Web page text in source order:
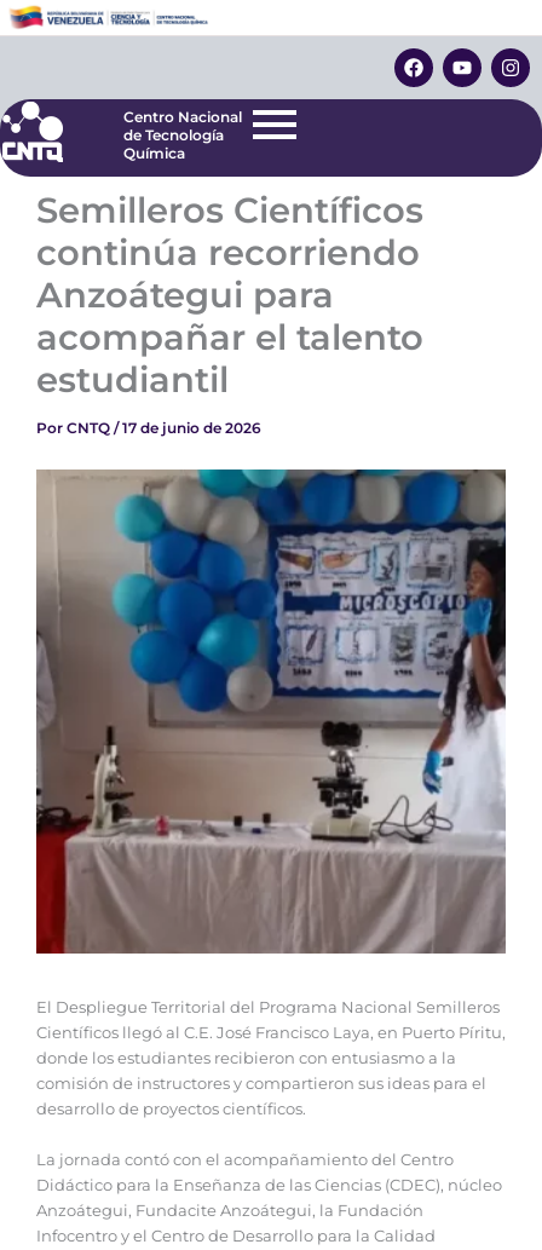
al
F
a
c
o
Y
o
u
e
I
n
s
r
Centro Nacional
de Tecnología
Centro Nacional
de Tecnología
Química
Semilleros Científicos
continúa recorriendo
Anzoátegui para
acompañar el talento
estudiantil
Por CNTQ /17 de junio de 2026
‎El Despliegue Territorial del Programa Nacional Semilleros
Científicos llegó al C.E. José Francisco Laya, en Puerto Píritu,
donde los estudiantes recibieron con entusiasmo a la
comisión de instructores y compartieron sus ideas para el
desarrollo de proyectos científicos.
‎La jornada contó con el acompañamiento del Centro
Didáctico para la Enseñanza de las Ciencias (CDEC), núcleo
Anzoátegui, Fundacite Anzoátegui, la Fundación
Infocentro y el Centro de Desarrollo para la Calidad